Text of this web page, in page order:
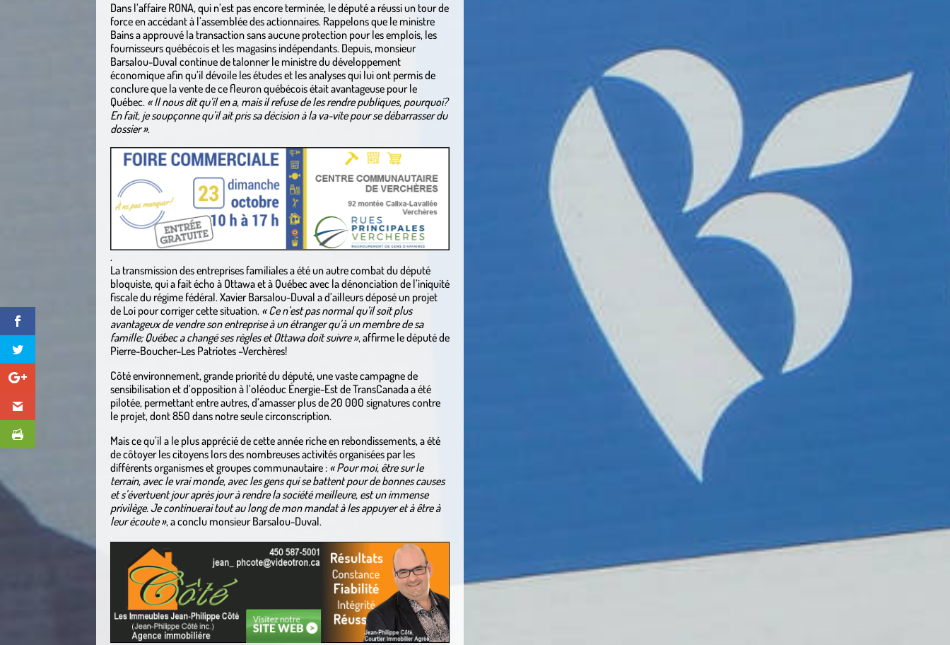
Dans l’affaire RONA, qui n’est pas encore terminée, le député a réussi un tour de
force en accédant à l’assemblée des actionnaires. Rappelons que le ministre
Bains a approuvé la transaction sans aucune protection pour les emplois, les
fournisseurs québécois et les magasins indépendants. Depuis, monsieur
Barsalou-Duval continue de talonner le ministre du développement
économique afin qu’il dévoile les études et les analyses qui lui ont permis de
conclure que la vente de ce fleuron québécois était avantageuse pour le
Québec. « Il nous dit qu’il en a, mais il refuse de les rendre publiques, pourquoi?
En fait, je soupçonne qu’il ait pris sa décision à la va-vite pour se débarrasser du
dossier ».
.
La transmission des entreprises familiales a été un autre combat du député
bloquiste, qui a fait écho à Ottawa et à Québec avec la dénonciation de l’iniquité
fiscale du régime fédéral. Xavier Barsalou-Duval a d’ailleurs déposé un projet
de Loi pour corriger cette situation. « Ce n’est pas normal qu’il soit plus
avantageux de vendre son entreprise à un étranger qu’à un membre de sa
famille; Québec a changé ses règles et Ottawa doit suivre », affirme le député de
Pierre-Boucher–Les Patriotes –Verchères!
Côté environnement, grande priorité du député, une vaste campagne de
sensibilisation et d’opposition à l’oléoduc Énergie-Est de TransCanada a été
pilotée, permettant entre autres, d’amasser plus de 20 000 signatures contre
le projet, dont 850 dans notre seule circonscription.
Mais ce qu’il a le plus apprécié de cette année riche en rebondissements, a été
de côtoyer les citoyens lors des nombreuses activités organisées par les
différents organismes et groupes communautaire : « Pour moi, être sur le
terrain, avec le vrai monde, avec les gens qui se battent pour de bonnes causes
et s’évertuent jour après jour à rendre la société meilleure, est un immense
privilège. Je continuerai tout au long de mon mandat à les appuyer et à être à
leur écoute », a conclu monsieur Barsalou-Duval.